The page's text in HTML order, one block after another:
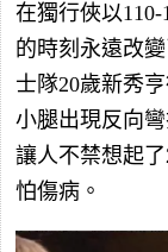
在獨行俠以
的時刻永遠改
士隊20歲新秀
小腿出現反向
讓人不禁想起
怕傷病。